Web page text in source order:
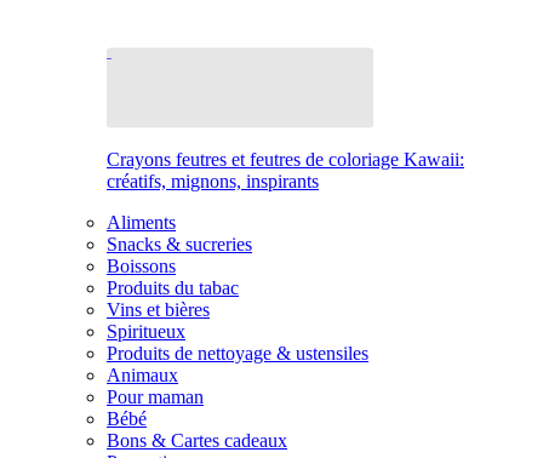
Crayons feutres et feutres de coloriage Kawaii:
créatifs, mignons, inspirants
Aliments
Snacks & sucreries
Boissons
Produits du tabac
Vins et bières
Spiritueux
Produits de nettoyage & ustensiles
Animaux
Pour maman
Bébé
Bons & Cartes cadeaux